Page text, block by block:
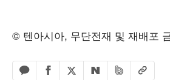
© 텐아시아, 무단전재 및 재배포
카카오톡 공유하기
페이스북 공유하기
엑스 공유하기
네이버 공유하기
밴드 공유하기
URL복사